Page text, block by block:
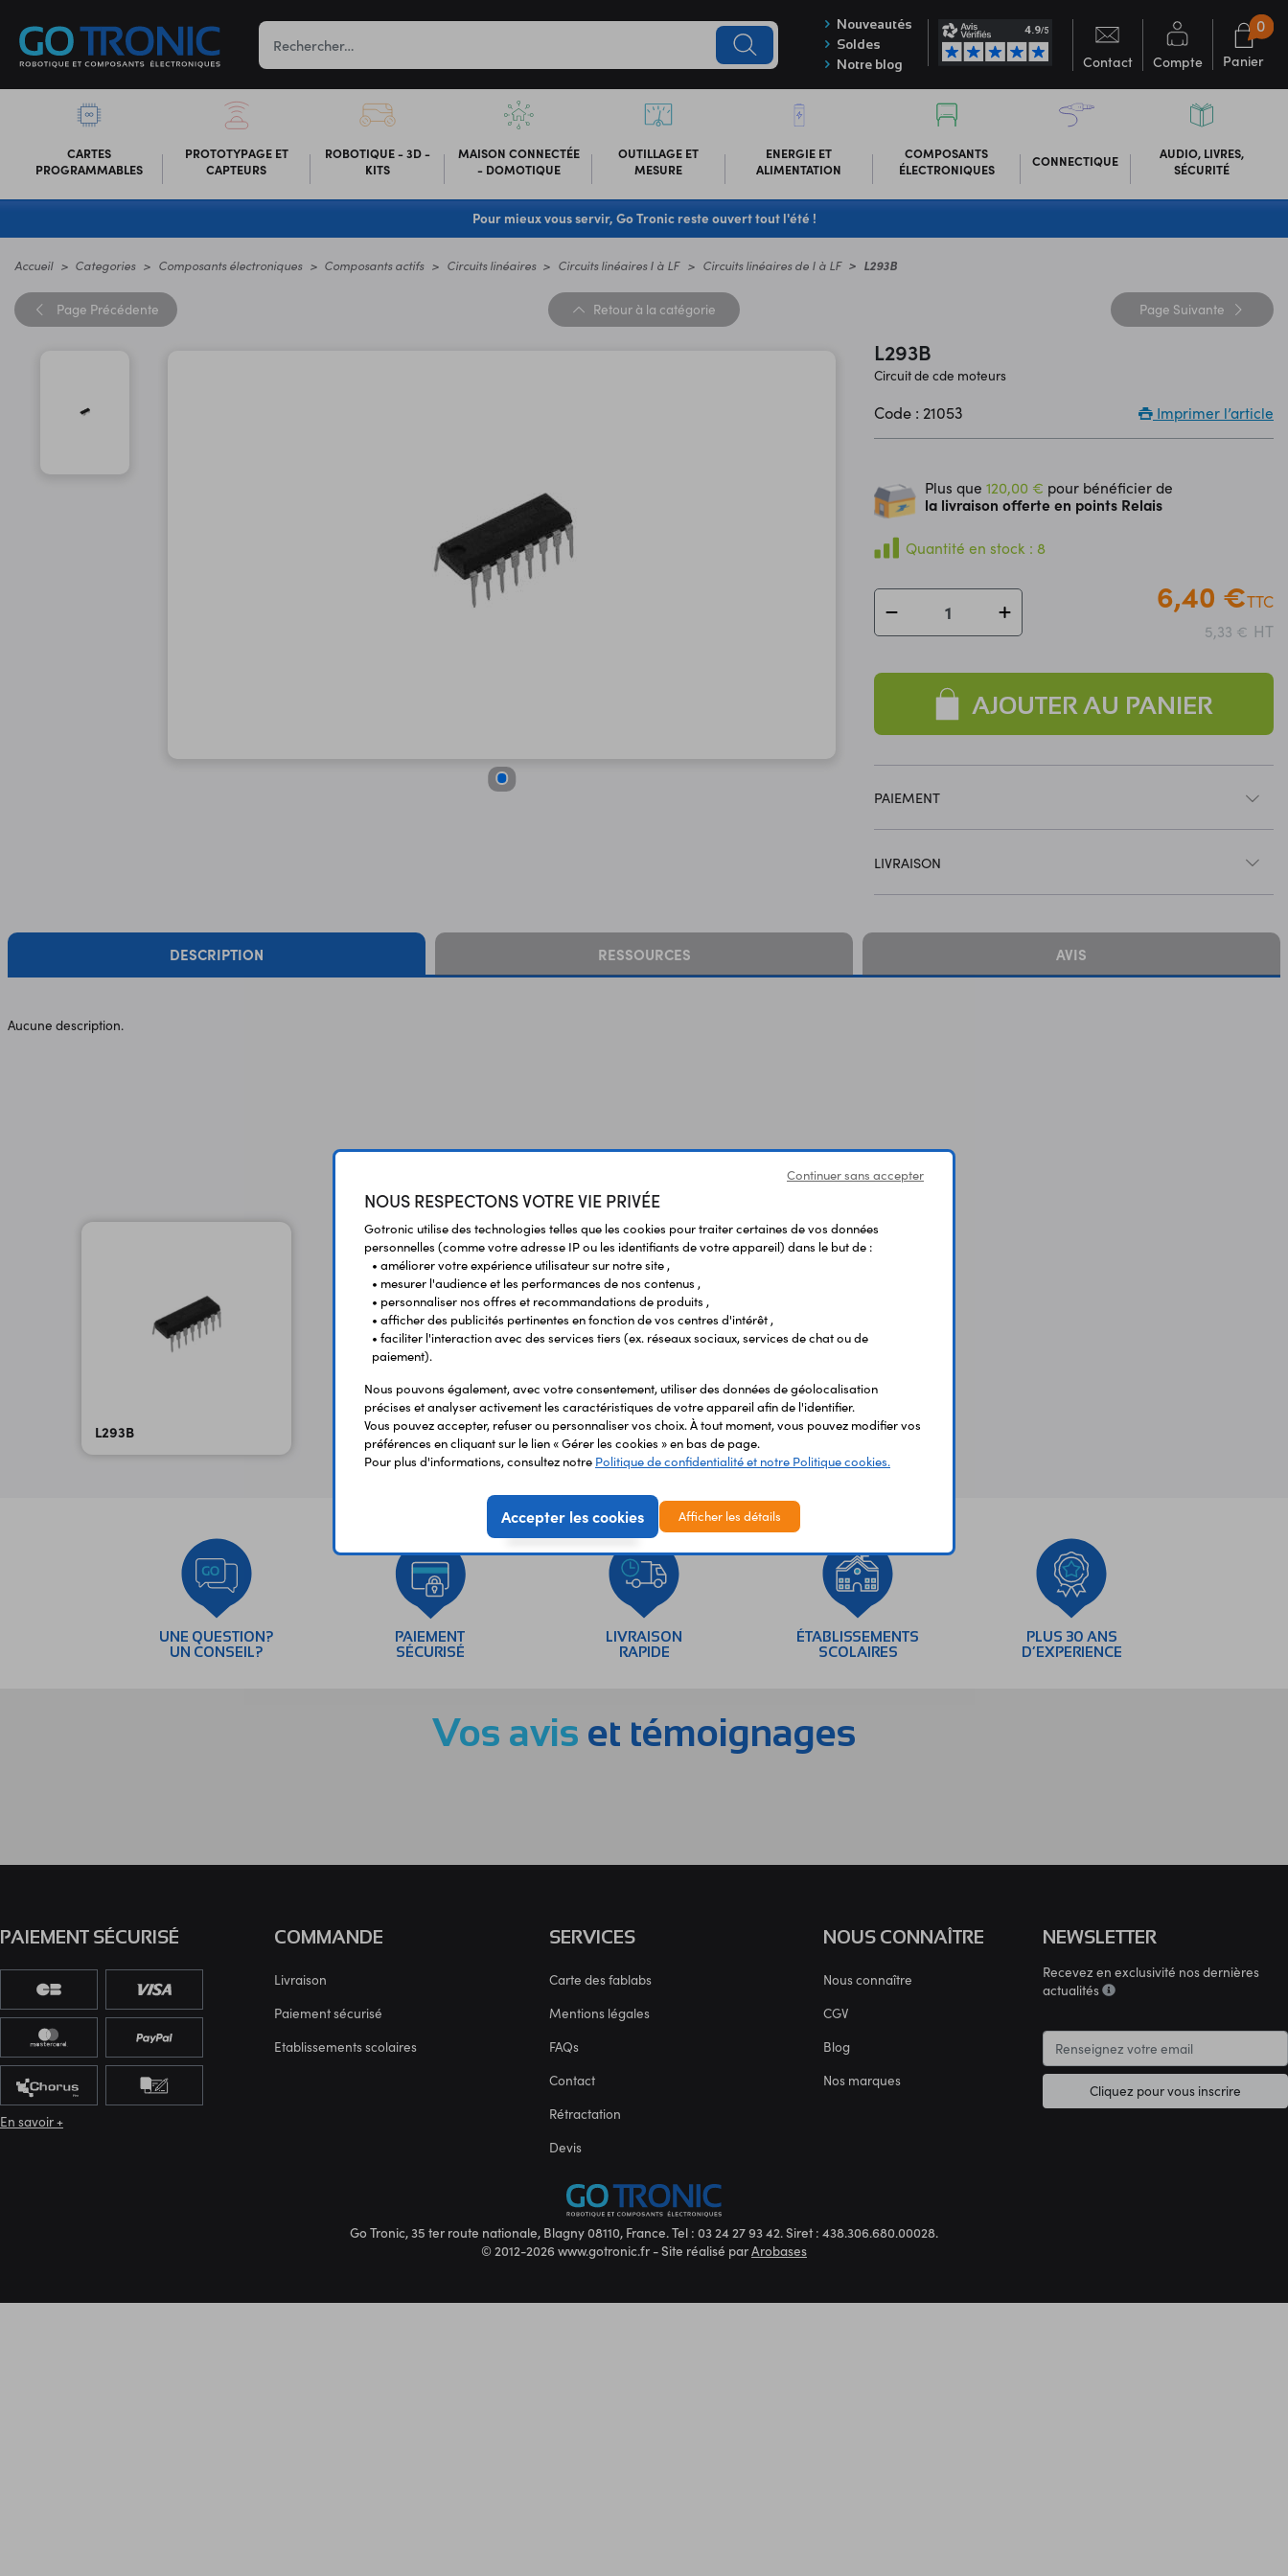
Nouveautés
Soldes
Notre blog
Contact Compte Panier
0
CARTES
PROGRAMMABLES
PROTOTYPAGE ET
CAPTEURS
ROBOTIQUE - 3D -
KITS
MAISON CONNECTÉE
- DOMOTIQUE
OUTILLAGE ET
MESURE
ENERGIE ET
ALIMENTATION
COMPOSANTS
ÉLECTRONIQUES
CONNECTIQUE
AUDIO, LIVRES,
SÉCURITÉ
Pour mieux vous servir, Go Tronic reste ouvert tout l'été !
Accueil Categories Composants électroniques Composants actifs Circuits linéaires Circuits linéaires I à LF Circuits linéaires de I à LF L293B
Page Précédente Retour à la catégorie Page Suivante
L293B
Circuit de cde moteurs
Code : 21053 Imprimer l’article
Plus que120,00 € pour bénéficier de
la livraison offerte en points Relais
Quantité en stock : 8
6,40 €TTC
5,33 € HT
AJOUTER AU PANIER
PAIEMENT
LIVRAISON
DESCRIPTION RESSOURCES AVIS
Aucune description.
Vous avez déja consulté
L293B
UNE QUESTION?
UN CONSEIL?
PAIEMENT
SÉCURISÉ
LIVRAISON
RAPIDE
ÉTABLISSEMENTS
SCOLAIRES
PLUS 30 ANS
D’EXPERIENCE
Vos avis et témoignages
COMMANDE
Livraison
Paiement sécurisé
Etablissements scolaires
SERVICES
Carte des fablabs
Mentions légales
FAQs
Contact
Rétractation
Devis
NOUS CONNAÎTRE
Nous connaître
CGV
Blog
Nos marques
NEWSLETTER
Recevez en exclusivité nos dernières
actualités
Cliquez pour vous inscrire
PAIEMENT SÉCURISÉ
En savoir +
Go Tronic, 35 ter route nationale, Blagny 08110, France. Tel : 03 24 27 93 42. Siret : 438.306.680.00028.
© 2012-2026 www.gotronic.fr - Site réalisé parArobases
Continuer sans accepter
NOUS RESPECTONS VOTRE VIE PRIVÉE
Gotronic utilise des technologies telles que les cookies pour traiter certaines de vos données
personnelles (comme votre adresse IP ou les identifiants de votre appareil) dans le but de :
• améliorer votre expérience utilisateur sur notre site ,
• mesurer l'audience et les performances de nos contenus ,
• personnaliser nos offres et recommandations de produits ,
• afficher des publicités pertinentes en fonction de vos centres d'intérêt ,
• faciliter l'interaction avec des services tiers (ex. réseaux sociaux, services de chat ou de
paiement).
Nous pouvons également, avec votre consentement, utiliser des données de géolocalisation
précises et analyser activement les caractéristiques de votre appareil afin de l'identifier.
Vous pouvez accepter, refuser ou personnaliser vos choix. À tout moment, vous pouvez modifier vos
préférences en cliquant sur le lien « Gérer les cookies » en bas de page.
Pour plus d'informations, consultez notre Politique de confidentialité et notre Politique cookies.
Accepter les cookies Afficher les détails